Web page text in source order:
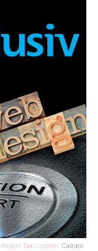
Airport Taxi London. Calitate